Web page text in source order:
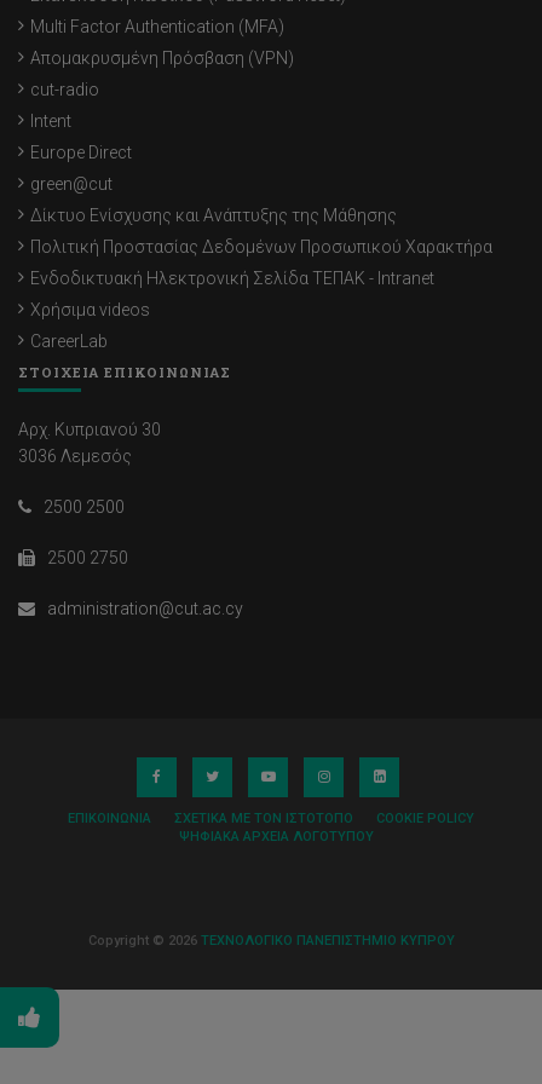
Multi Factor Authentication (MFA)
Απομακρυσμένη Πρόσβαση (VPN)
cut-radio
Intent
Europe Direct
green@cut
Δίκτυο Ενίσχυσης και Ανάπτυξης της Μάθησης
Πολιτική Προστασίας Δεδομένων Προσωπικού Χαρακτήρα
Ενδοδικτυακή Ηλεκτρονική Σελίδα ΤΕΠΑΚ - Intranet
Χρήσιμα videos
CareerLab
ΣΤΟΙΧΕΙΑ ΕΠΙΚΟΙΝΩΝΙΑΣ
Αρχ. Κυπριανού 30
3036 Λεμεσός
2500 2500
2500 2750
administration@cut.ac.cy
ΕΠΙΚΟΙΝΩΝΊΑ ΣΧΕΤΙΚΆ ΜΕ ΤΟΝ ΙΣΤΌΤΟΠΟ
COOKIE POLICY
ΨΗΦΙΑΚΆ ΑΡΧΕΊΑ ΛΟΓΌΤΥΠΟΥ
Copyright © 2026 ΤΕΧΝΟΛΟΓΙΚΟ ΠΑΝΕΠΙΣΤΗΜΙΟ ΚΥΠΡΟΥ